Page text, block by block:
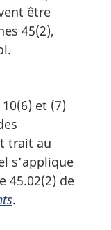
être
45(2),
et (7)
trait au
s’applique
45.02(2) de
.